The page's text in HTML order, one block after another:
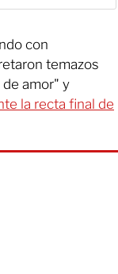
con
temazos
amor" y
la recta final de